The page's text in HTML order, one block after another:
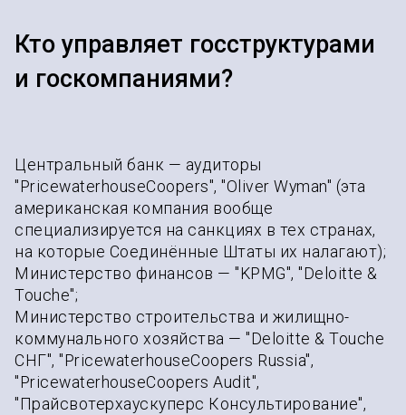
Кто управляет госструктурами
и госкомпаниями?
Центральный банк — аудиторы
"PricewaterhouseCoopers", "Oliver Wyman" (эта
американская компания вообще
специализируется на санкциях в тех странах,
на которые Соединённые Штаты их налагают);
Министерство финансов — "KPMG", "Deloitte &
Touche";
Министерство строительства и жилищно-
коммунального хозяйства — "Deloitte & Touche
СНГ", "PricewaterhouseCoopers Russia",
"PricewaterhouseCoopers Audit",
"Прайсвотерхаускуперс Консультирование",